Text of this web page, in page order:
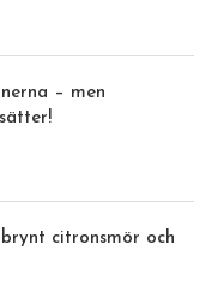
blomkål, gott!